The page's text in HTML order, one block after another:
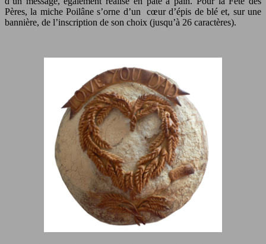
Pères, la miche Poilâne s’orne d’un cœur d’épis de blé et, sur une
bannière, de l’inscription de son choix (jusqu’à 26 caractères).